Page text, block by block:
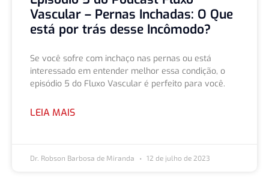
Vascular – Pernas Inchadas: O Que
está por trás desse Incômodo?
Se você sofre com inchaço nas pernas ou está
interessado em entender melhor essa condição, o
episódio 5 do Fluxo Vascular é perfeito para você.
LEIA MAIS
Dr. Robson Barbosa de Miranda 12 de julho de 2023